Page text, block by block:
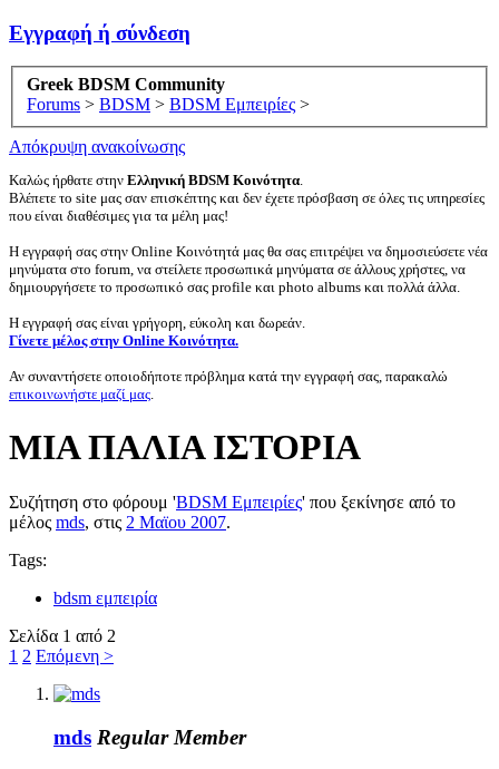
Εγγραφή ή σύνδεση
Greek BDSM Community
Forums > BDSM > BDSM Εμπειρίες >
Απόκρυψη ανακοίνωσης
Καλώς ήρθατε στην Ελληνική BDSM Κοινότητα.
Βλέπετε το site μας σαν επισκέπτης και δεν έχετε πρόσβαση σε όλες τις υπηρεσίες
που είναι διαθέσιμες για τα μέλη μας!
Η εγγραφή σας στην Online Κοινότητά μας θα σας επιτρέψει να δημοσιεύσετε νέα
μηνύματα στο forum, να στείλετε προσωπικά μηνύματα σε άλλους χρήστες, να
δημιουργήσετε το προσωπικό σας profile και photo albums και πολλά άλλα.
Η εγγραφή σας είναι γρήγορη, εύκολη και δωρεάν.
Γίνετε μέλος στην Online Κοινότητα.
Αν συναντήσετε οποιοδήποτε πρόβλημα κατά την εγγραφή σας, παρακαλώ
επικοινωνήστε μαζί μας.
ΜΙΑ ΠΑΛΙΑ ΙΣΤΟΡΙΑ
Συζήτηση στο φόρουμ 'BDSM Εμπειρίες' που ξεκίνησε από το
μέλος mds, στις 2 Μαϊου 2007.
Tags:
bdsm εμπειρία
Σελίδα 1 από 2
1 2 Επόμενη >
mds Regular Member